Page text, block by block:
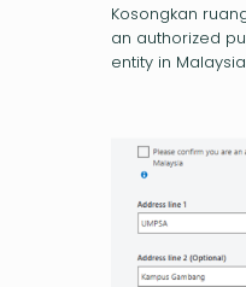
Kosongkan
an authorized
entity in Malaysia